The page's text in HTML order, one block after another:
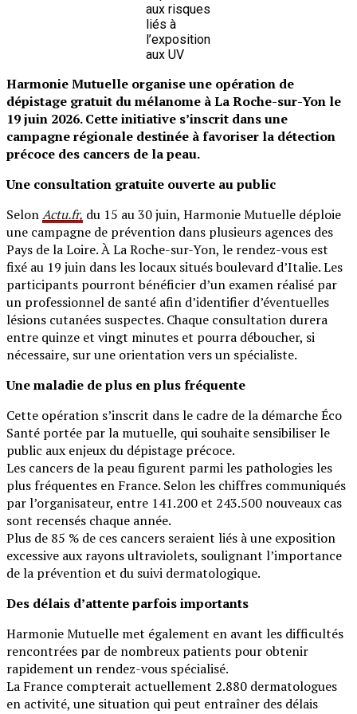
aux risques
liés à
l’exposition
aux UV
Harmonie Mutuelle organise une opération de
dépistage gratuit du mélanome à La Roche-sur-Yon le
19 juin 2026. Cette initiative s’inscrit dans une
campagne régionale destinée à favoriser la détection
précoce des cancers de la peau.
Une consultation gratuite ouverte au public
SelonActu.fr, du 15 au 30 juin, Harmonie Mutuelle déploie
une campagne de prévention dans plusieurs agences des
Pays de la Loire. À La Roche-sur-Yon, le rendez-vous est
fixé au 19 juin dans les locaux situés boulevard d’Italie. Les
participants pourront bénéficier d’un examen réalisé par
un professionnel de santé afin d’identifier d’éventuelles
lésions cutanées suspectes. Chaque consultation durera
entre quinze et vingt minutes et pourra déboucher, si
nécessaire, sur une orientation vers un spécialiste.
Une maladie de plus en plus fréquente
Cette opération s’inscrit dans le cadre de la démarche Éco
Santé portée par la mutuelle, qui souhaite sensibiliser le
public aux enjeux du dépistage précoce.
Les cancers de la peau figurent parmi les pathologies les
plus fréquentes en France. Selon les chiffres communiqués
par l’organisateur, entre 141.200 et 243.500 nouveaux cas
sont recensés chaque année.
Plus de 85 % de ces cancers seraient liés à une exposition
excessive aux rayons ultraviolets, soulignant l’importance
de la prévention et du suivi dermatologique.
Des délais d’attente parfois importants
Harmonie Mutuelle met également en avant les difficultés
rencontrées par de nombreux patients pour obtenir
rapidement un rendez-vous spécialisé.
La France compterait actuellement 2.880 dermatologues
en activité, une situation qui peut entraîner des délais